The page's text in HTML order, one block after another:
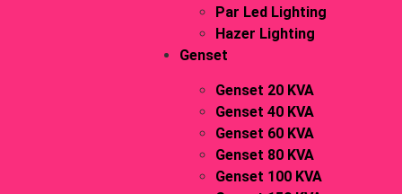
Par Led Lighting
Hazer Lighting
Genset
Genset 20 KVA
Genset 40 KVA
Genset 60 KVA
Genset 80 KVA
Genset 100 KVA